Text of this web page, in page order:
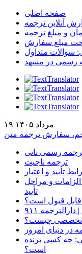
صفحه اصلی
آنلاین ترجمه
و مبلغ ترجمه
مبلغ سفارش
سوالات متداول
رسمی در مشهد
۱۹ مرداد ۱۴۰۵
سفارش ترجمه متن
رسمی ناتی
ترجمه ناجیت
و اعتبار
و مراحل
تأیید
قابل قبول است؟
۹۱۱
تخصصی چیست؟
در دنیای امروز
چه کسی برنده
است؟